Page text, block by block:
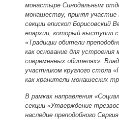
монастыре Синодальным
монашеству, принял участие
секции епископ Борисовский
епархии, который выступил
«Традиции обители
как основание для устроения
современных обителях».
участником круглого стола
как хранители монашеских
В рамках направления
секции «Утверждение
наследие преподобного